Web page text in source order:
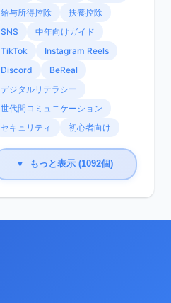
給与所得控除
扶養控除
SNS
中年向けガイド
TikTok
Instagram Reels
Discord
BeReal
デジタルリテラシー
世代間コミュニケーション
セキュリティ
初心者向け
▼ もっと表示 (1092個)